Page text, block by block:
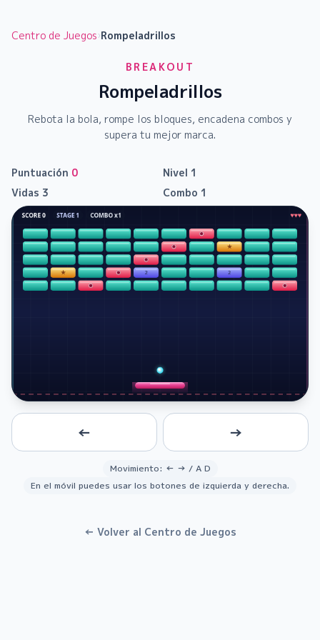
Centro de Juegos›Rompeladrillos
BREAKOUT
Rompeladrillos
Rebota la bola, rompe los bloques, encadena combos y
supera tu mejor marca.
Puntuación 0 Nivel 1
Vidas 3 Combo 1
Espacio o toque para empezar
Mueve la paleta con ← → o A D
← →
Movimiento: ← → / A D
En el móvil puedes usar los botones de izquierda y derecha.
← Volver al Centro de Juegos